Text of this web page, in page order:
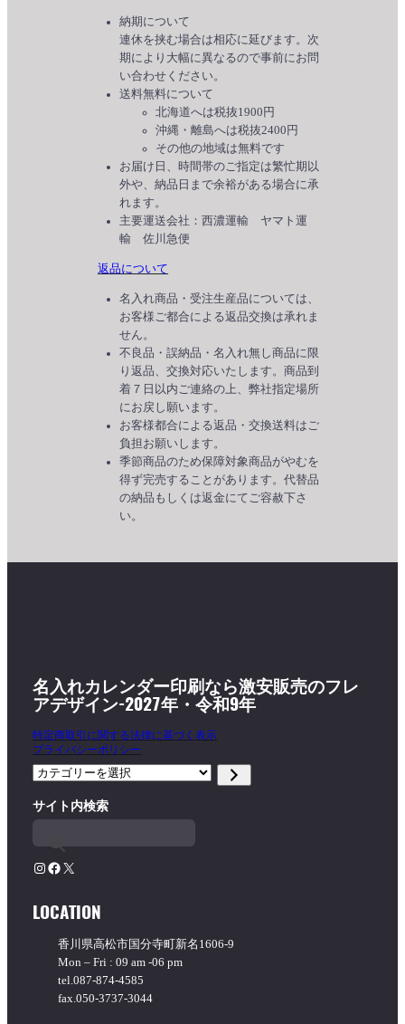
納期について
連休を挟む場合は相応に延びます。次
期により大幅に異なるので事前にお問
い合わせください。
送料無料について
北海道へは税抜1900円
沖縄・離島へは税抜2400円
その他の地域は無料です
お届け日、時間帯のご指定は繁忙期以
外や、納品日まで余裕がある場合に承
れます。
主要運送会社：西濃運輸 ヤマト運
輸 佐川急便
返品について
名入れ商品・受注生産品については、
お客様ご都合による返品交換は承れま
せん。
不良品・誤納品・名入れ無し商品に限
り返品、交換対応いたします。商品到
着７日以内ご連絡の上、弊社指定場所
にお戻し願います。
お客様都合による返品・交換送料はご
負担お願いします。
季節商品のため保障対象商品がやむを
得ず完売することがあります。代替品
の納品もしくは返金にてご容赦下さ
い。
名入れカレンダー印刷なら激安販売のフレ
アデザイン-2027年・令和9年
特定商取引に関する法律に基づく表示
プライバシーポリシー
カ
ゴ
リ
ー
を
サイト内検索
Instagram Facebook X
LOCATION
香川県高松市国分寺町新名1606-9
Mon – Fri : 09 am -06 pm
tel.087-874-4585
fax.050-3737-3044